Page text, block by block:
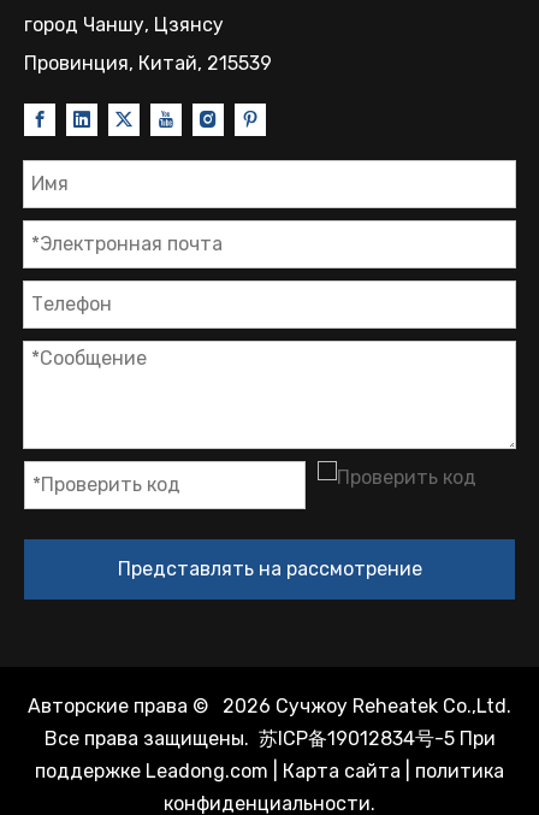
город Чаншу, Цзянсу
Провинция, Китай, 215539
Представлять на рассмотрение
Авторские права © 2026 Сучжоу Reheatek Co.,Ltd.
Все права защищены. 苏ICP备19012834号-5 При
поддержке Leadong.com Карта сайта
политика
конфиденциальности.